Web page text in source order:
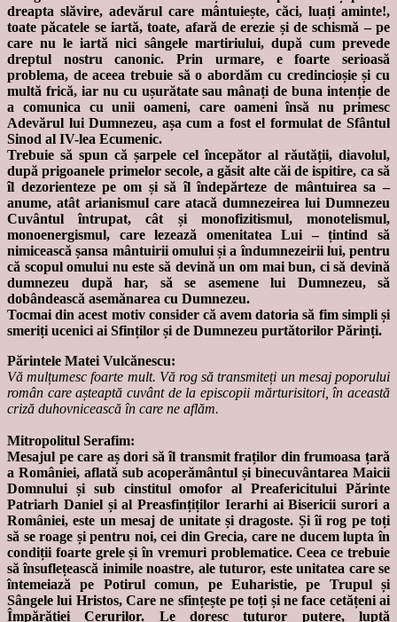
dreapta slăvire, adevărul care mântuiește, căci, luați aminte!,
toate păcatele se iartă, toate, afară de erezie și de schismă – pe
care nu le iartă nici sângele martiriului, după cum prevede
dreptul nostru canonic. Prin urmare, e foarte serioasă
problema, de aceea trebuie să o abordăm cu credincioșie și cu
multă frică, iar nu cu ușurătate sau mânați de buna intenție de
a comunica cu unii oameni, care oameni însă nu primesc
Adevărul lui Dumnezeu, așa cum a fost el formulat de Sfântul
Sinod al IV-lea Ecumenic.
Trebuie să spun că șarpele cel începător al răutății, diavolul,
după prigoanele primelor secole, a găsit alte căi de ispitire, ca să
îl dezorienteze pe om și să îl îndepărteze de mântuirea sa –
anume, atât arianismul care atacă dumnezeirea lui Dumnezeu
Cuvântul întrupat, cât și monofizitismul, monotelismul,
monoenergismul, care lezează omenitatea Lui – țintind să
nimicească șansa mântuirii omului și a îndumnezeirii lui, pentru
că scopul omului nu este să devină un om mai bun, ci să devină
dumnezeu după har, să se asemene lui Dumnezeu, să
dobândească asemănarea cu Dumnezeu.
Tocmai din acest motiv consider că avem datoria să fim simpli și
smeriți ucenici ai Sfinților și de Dumnezeu purtătorilor Părinți.
Părintele Matei Vulcănescu:
Vă mulțumesc foarte mult. Vă rog să transmiteți un mesaj poporului
român care așteaptă cuvânt de la episcopii mărturisitori, în această
criză duhovnicească în care ne aflăm.
Mitropolitul Serafim:
Mesajul pe care aș dori să îl transmit fraților din frumoasa țară
a României, aflată sub acoperământul și binecuvântarea Maicii
Domnului și sub cinstitul omofor al Preafericitului Părinte
Patriarh Daniel și al Preasfințiților Ierarhi ai Bisericii surori a
României, este un mesaj de unitate și dragoste. Și îi rog pe toți
să se roage și pentru noi, cei din Grecia, care ne ducem lupta în
condiții foarte grele și în vremuri problematice. Ceea ce trebuie
să însuflețească inimile noastre, ale tuturor, este unitatea care se
întemeiază pe Potirul comun, pe Euharistie, pe Trupul și
Sângele lui Hristos, Care ne sfințește pe toți și ne face cetățeni ai
Împărăției Cerurilor. Le doresc tuturor putere, luptă